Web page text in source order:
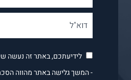
- המשך גלישה באתר מהווה